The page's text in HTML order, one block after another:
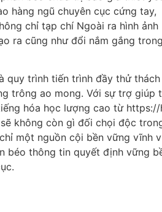
hàng ngũ chuyên cục cứng tay,
chỉ tạp chí Ngoài ra hình ảnh
ra cũng như đổi nắm gắng
quy trình tiến trình đầy thử
trông ao mong. Với sự trợ giúp
hóa học lượng cao từ
không còn gì đối chọi độc
một nguồn cội bền vững vĩnh
béo thông tin quyết định vững